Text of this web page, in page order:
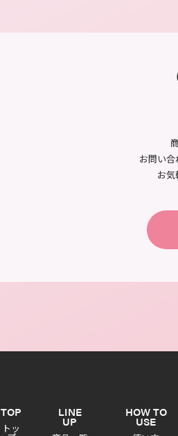
お問い合
お気
TOP
トッ
LINE
UP
HOW TO
USE